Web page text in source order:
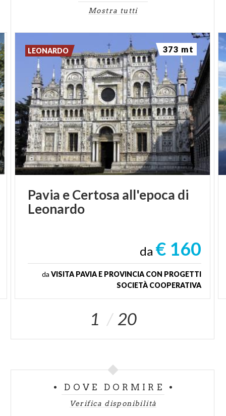
Mostra tutti
Pavia eCertosa all'epoca di
Leonardo
da € 160
da VISITA PAVIA E PROVINCIA CON PROGETTI
SOCIETÀ COOPERATIVA
LEONARDO 373 mt
1 20
DOVE DORMIRE
Verifica disponibilità